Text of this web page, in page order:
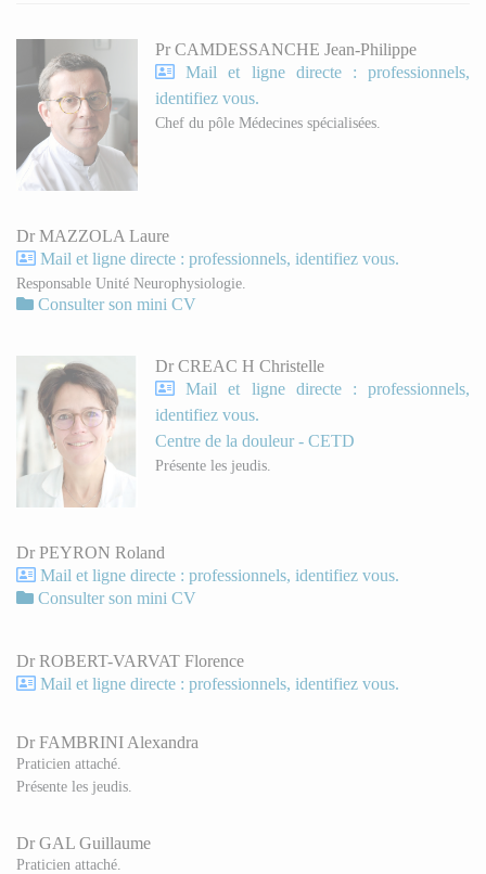
Pr CAMDESSANCHE Jean-Philippe
Mail et ligne directe : professionnels,
identifiez vous.
Chef du pôle Médecines spécialisées.
Dr MAZZOLA Laure
Mail et ligne directe : professionnels, identifiez vous.
Responsable Unité Neurophysiologie.
Consulter son mini CV
Dr CREAC H Christelle
Mail et ligne directe : professionnels,
identifiez vous.
Centre de la douleur - CETD
Présente les jeudis.
Dr PEYRON Roland
Mail et ligne directe : professionnels, identifiez vous.
Consulter son mini CV
Dr ROBERT-VARVAT Florence
Mail et ligne directe : professionnels, identifiez vous.
Dr FAMBRINI Alexandra
Praticien attaché.
Présente les jeudis.
Dr GAL Guillaume
Praticien attaché.